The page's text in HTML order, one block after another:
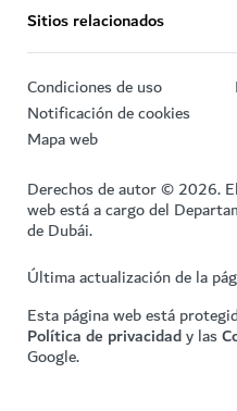
Sitios relacionados
Condiciones de uso
Notificación de cookies
Mapa web
Derechos de autor © 2026.
web está a cargo del
de Dubái.
Última actualización de la
Esta página web está
Política de privacidady las
Google.